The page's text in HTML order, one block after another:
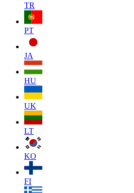
TR
PT
JA
HU
UK
LT
KO
FI